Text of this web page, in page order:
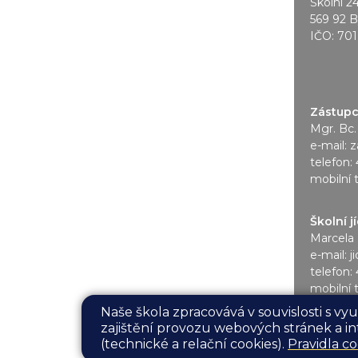
569 92
IČO:
Mgr.
e-mail:
telefon:
mobilní
Školní
Marcela
e-mail:
telefon:
mobilní
Naše škola zpracovává v souvislosti s
zajištění provozu webových stránek a
(technické a relační cookies). Pravidla